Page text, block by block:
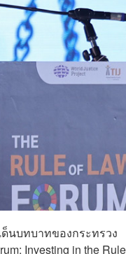
นบทบาทของกระทรวง
Investing in the